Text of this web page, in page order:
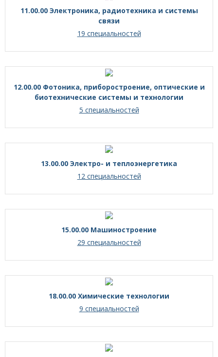
11.00.00 Электроника, радиотехника и системы
связи
19 специальностей
12.00.00 Фотоника, приборостроение, оптические и
биотехнические системы и технологии
5 специальностей
13.00.00 Электро- и теплоэнергетика
12 специальностей
15.00.00 Машиностроение
29 специальностей
18.00.00 Химические технологии
9 специальностей